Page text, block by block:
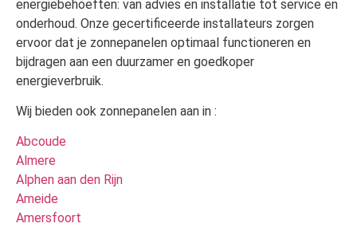
energiebehoeften: van advies en installatie tot service en
onderhoud. Onze gecertificeerde installateurs zorgen
ervoor dat je zonnepanelen optimaal functioneren en
bijdragen aan een duurzamer en goedkoper
energieverbruik.
Wij bieden ook zonnepanelen aan in :
Abcoude
Almere
Alphen aan den Rijn
Ameide
Amersfoort